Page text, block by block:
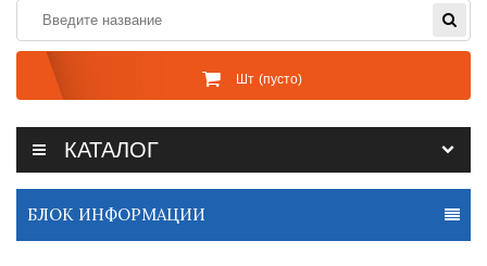
Шт (пусто)
КАТАЛОГ
БЛОК ИНФОРМАЦИИ